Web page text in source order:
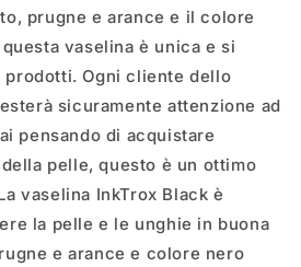
prugne e arance e il colore
vaselina è unica e si
Ogni cliente dello
sicuramente attenzione ad
pensando di acquistare
pelle, questo è un ottimo
vaselina InkTrox Black è
la pelle e le unghie in buona
e arance e colore nero